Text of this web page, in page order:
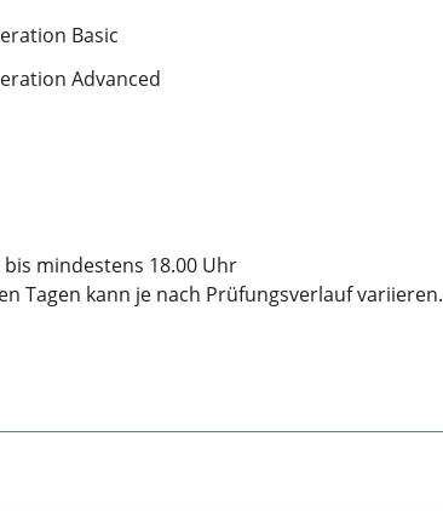
Basic
Advanced
mindestens 18.00 Uhr
Tagen kann je nach Prüfungsverlauf variieren.